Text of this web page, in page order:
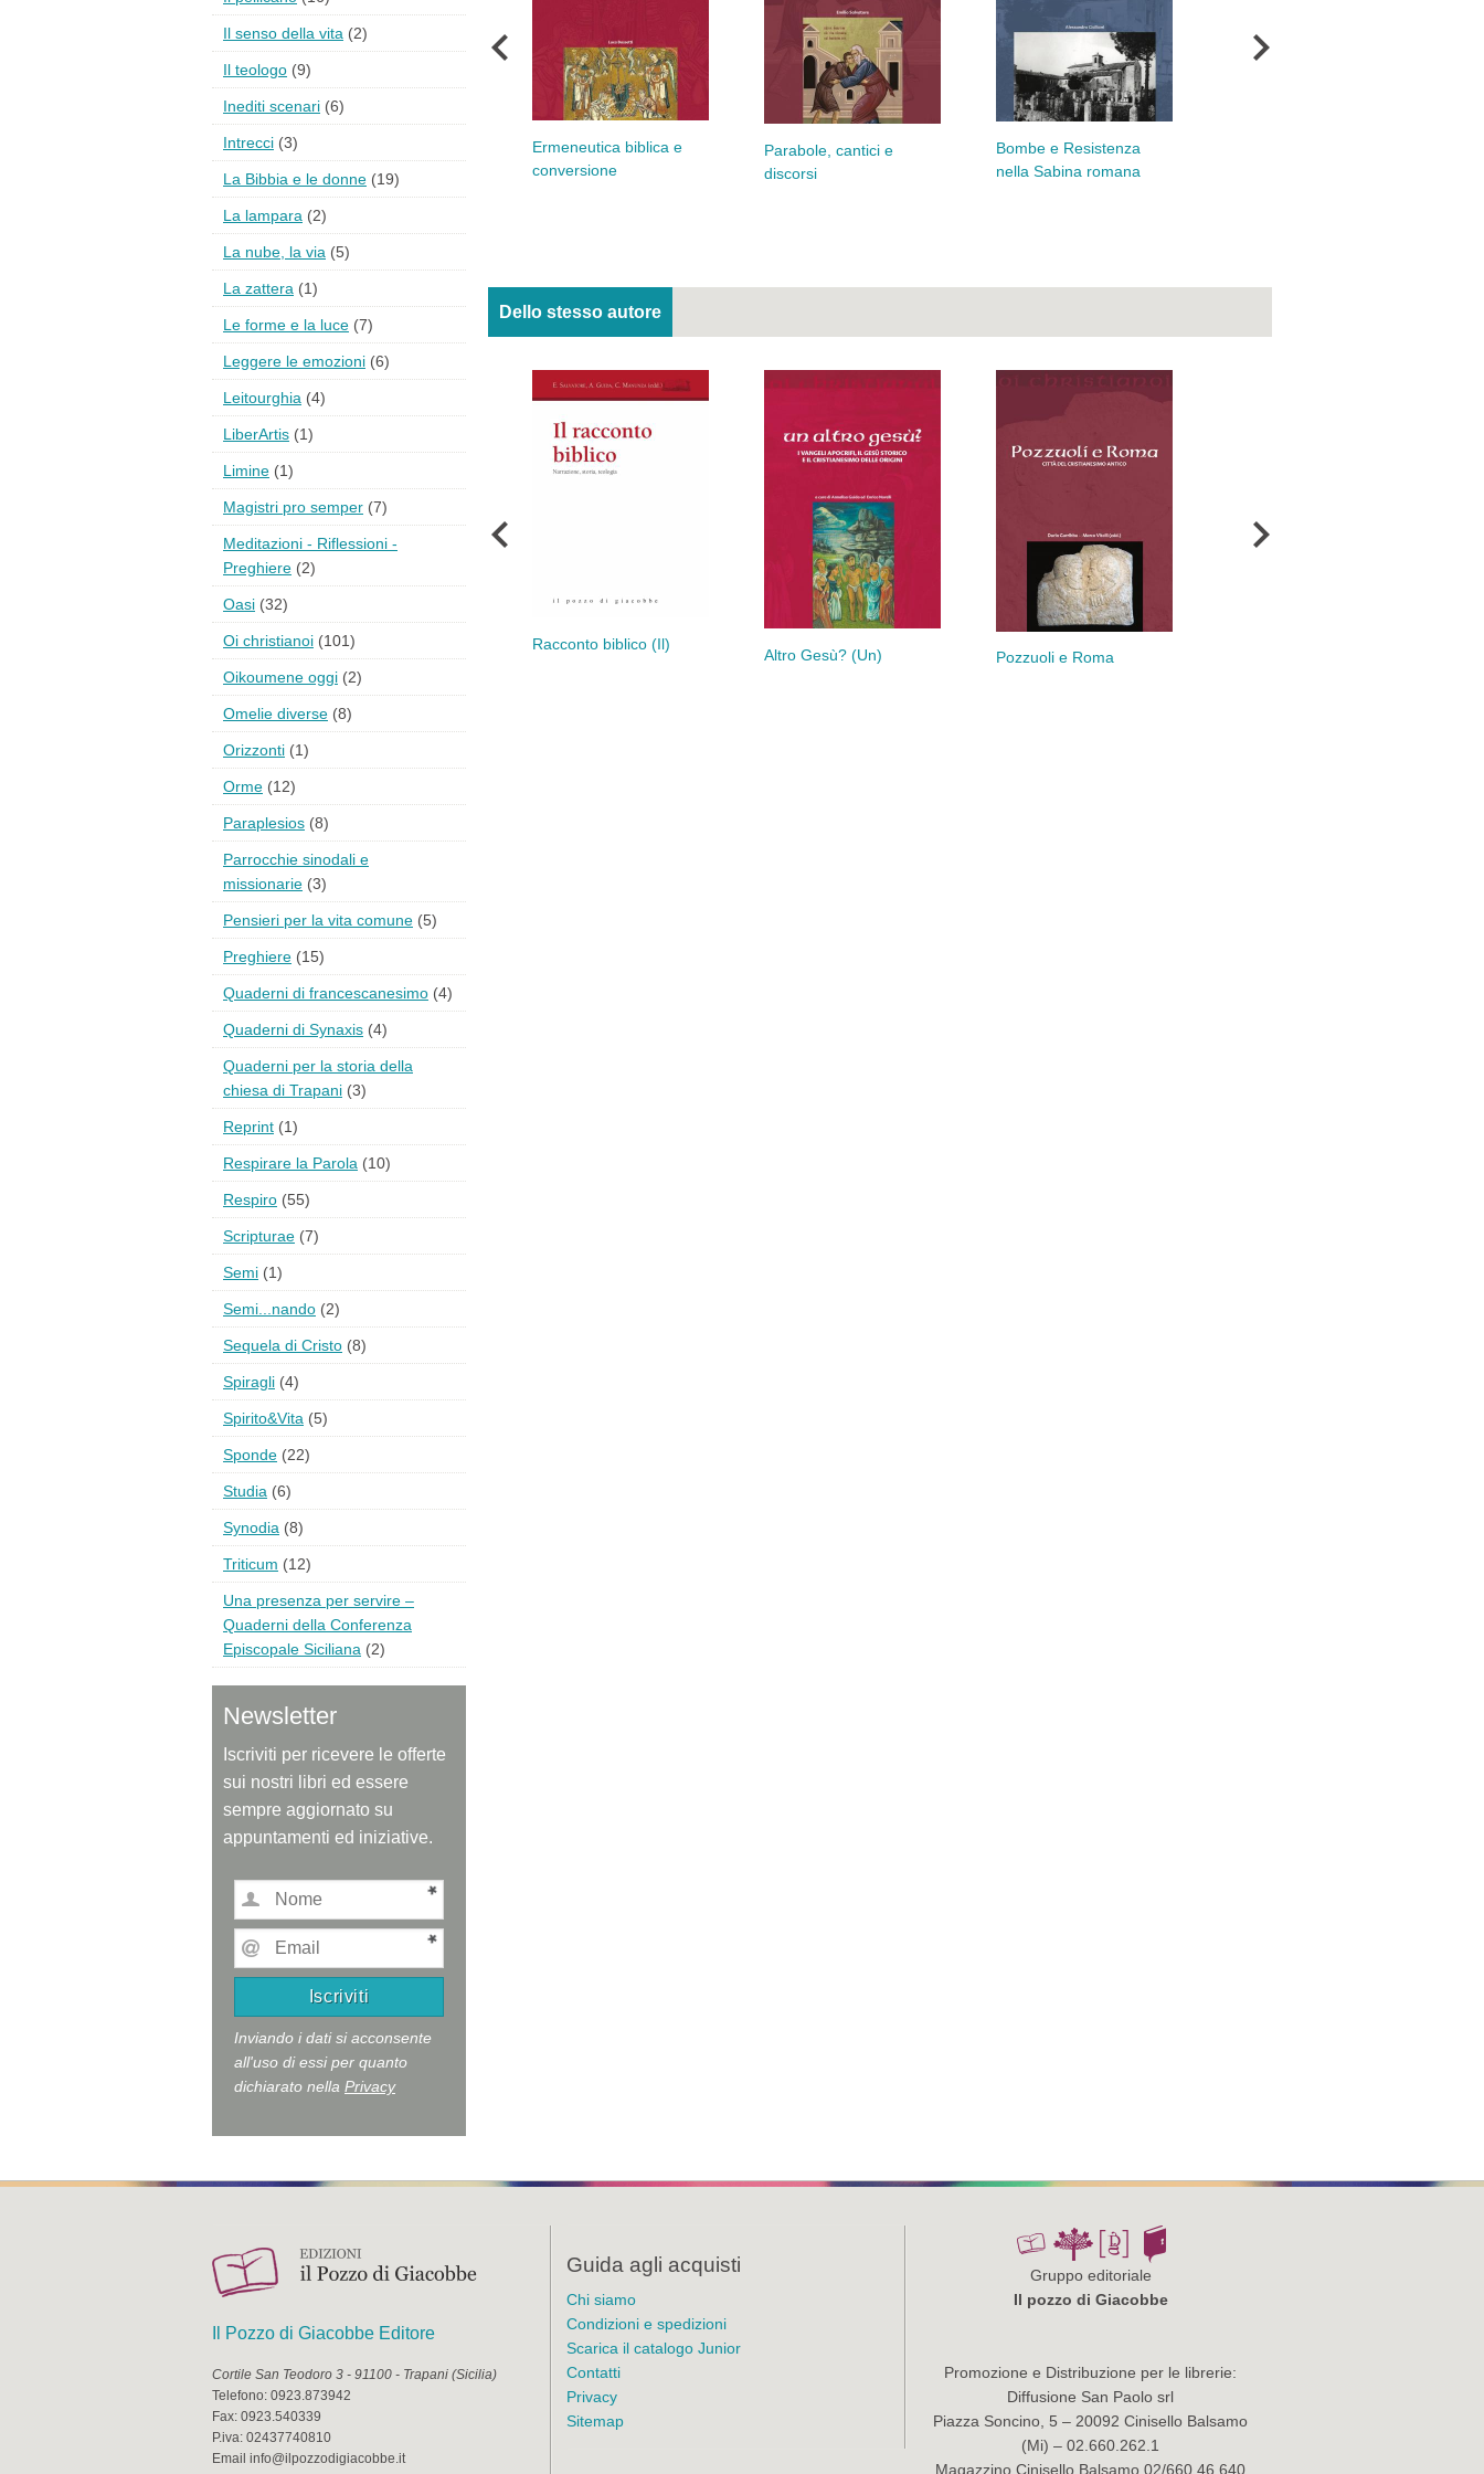
Ermeneutica biblica e
conversione
Parabole, cantici e
discorsi
Bombe e Resistenza
nella Sabina romana
Dello stesso autore
Racconto biblico (Il)
Altro Gesù? (Un) Pozzuoli e Roma
Il senso della vita (2)
Il teologo (9)
Inediti scenari (6)
Intrecci (3)
La Bibbia e le donne (19)
La lampara (2)
La nube, la via (5)
La zattera (1)
Le forme e la luce (7)
Leggere le emozioni (6)
Leitourghia (4)
LiberArtis (1)
Limine (1)
Magistri pro semper (7)
Meditazioni - Riflessioni -
Preghiere (2)
Oasi (32)
Oi christianoi (101)
Oikoumene oggi (2)
Omelie diverse (8)
Orizzonti (1)
Orme (12)
Paraplesios (8)
Parrocchie sinodali e
missionarie (3)
Pensieri per la vita comune (5)
Preghiere (15)
Quaderni di francescanesimo (4)
Quaderni di Synaxis (4)
Quaderni per la storia della
chiesa di Trapani (3)
Reprint (1)
Respirare la Parola (10)
Respiro (55)
Scripturae (7)
Semi (1)
Semi...nando (2)
Sequela di Cristo (8)
Spiragli (4)
Spirito&Vita (5)
Sponde (22)
Studia (6)
Synodia (8)
Triticum (12)
Una presenza per servire –
Quaderni della Conferenza
Episcopale Siciliana (2)
Newsletter
Iscriviti per ricevere le offerte
sui nostri libri ed essere
sempre aggiornato su
appuntamenti ed iniziative.
Inviando i dati si acconsente
all'uso di essi per quanto
dichiarato nella Privacy
Il Pozzo di Giacobbe Editore
Cortile San Teodoro 3 - 91100 - Trapani (Sicilia)
Telefono: 0923.873942
Fax: 0923.540339
P.iva: 02437740810
Email info@ilpozzodigiacobbe.it
Guida agli acquisti
Chi siamo
Condizioni e spedizioni
Scarica il catalogo Junior
Contatti
Privacy
Sitemap
Gruppo editoriale
Il pozzo di Giacobbe
Promozione e Distribuzione per le librerie:
Diffusione San Paolo srl
Piazza Soncino, 5 – 20092 Cinisello Balsamo
(Mi) – 02.660.262.1
Magazzino Cinisello Balsamo 02/660.46.640